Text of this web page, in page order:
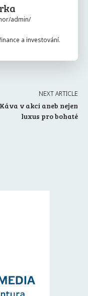
admin/
a investování.
NEXT ARTICLE
Káva v akci aneb nejen
luxus pro bohaté